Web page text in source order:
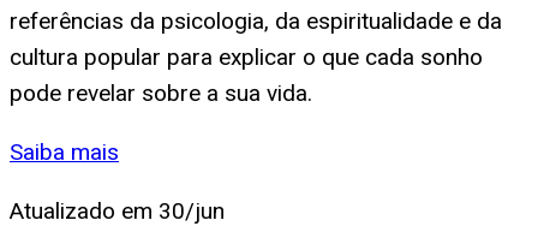
referências da psicologia, da espiritualidade e da
cultura popular para explicar o que cada sonho
pode revelar sobre a sua vida.
Saiba mais
Atualizado em 30/jun